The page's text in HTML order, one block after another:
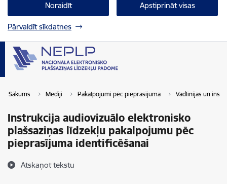
Noraidīt Apstiprināt visas
Pārvaldīt sīkdatnes
Sākums Mediji Pakalpojumi pēc pieprasījuma Vadlīnijas un
Instrukcija audiovizuālo elektronisko
plašsaziņas līdzekļu pakalpojumu pēc
pieprasījuma identificēšanai
Atskaņot tekstu